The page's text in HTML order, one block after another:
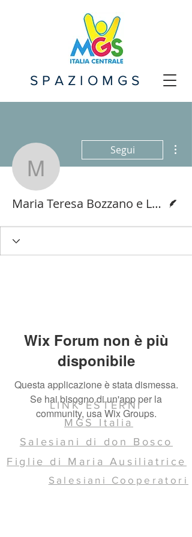
SPAZIOMGS
Maria Teresa
Segui
Maria Teresa Bozzano e Luisa Casali, Varazze
Wix Forum non è più
disponibile
Questa applicazione è stata dismessa.
Se hai bisogno di un'app per la
community, usa Wix Groups.
LINK ESTERNI
MGS Italia
Salesiani di don Bosco
Figlie di Maria Ausiliatrice
Salesiani Cooperatori